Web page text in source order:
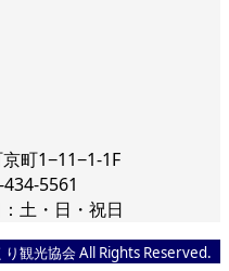
町1−11−1-1F
5561
土・日・祝日
観光協会 All Rights Reserved.